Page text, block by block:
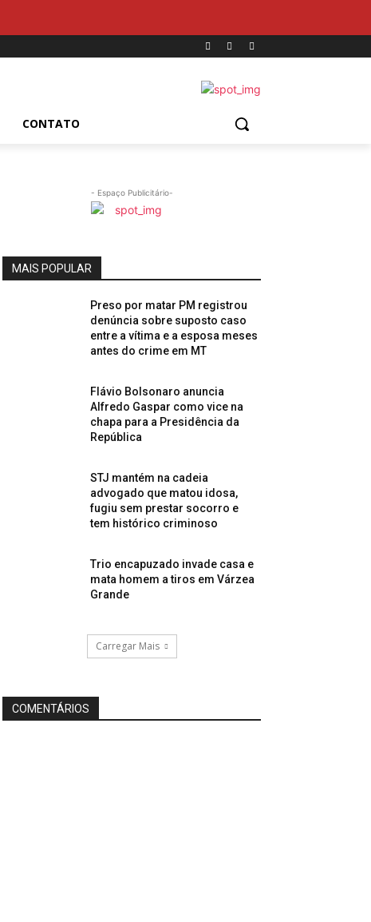
CONTATO
- Espaço Publicitário-
MAIS POPULAR
Preso por matar PM registrou
denúncia sobre suposto caso
entre a vítima e a esposa meses
antes do crime em MT
Flávio Bolsonaro anuncia
Alfredo Gaspar como vice na
chapa para a Presidência da
República
STJ mantém na cadeia
advogado que matou idosa,
fugiu sem prestar socorro e
tem histórico criminoso
Trio encapuzado invade casa e
mata homem a tiros em Várzea
Grande
Carregar Mais
COMENTÁRIOS